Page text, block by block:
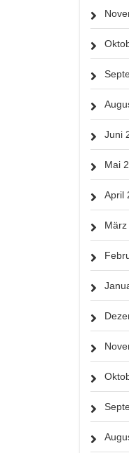
Juni
Mai
April